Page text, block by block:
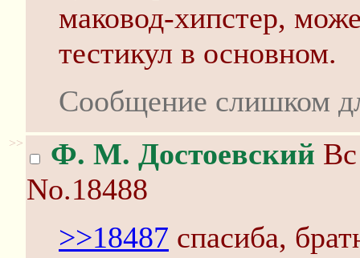
маковод-хипстер,
тестикул в основном.
Сообщение слишком
>> Ф. М. Достоевский
No.18488
>>18487 спасиба,